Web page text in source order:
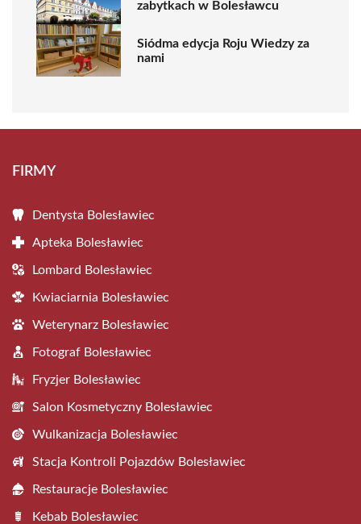
zabytkach w Bolesławcu
Siódma edycja Roju Wiedzy za
nami
FIRMY
Dentysta Bolesławiec
Apteka Bolesławiec
Lombard Bolesławiec
Kwiaciarnia Bolesławiec
Weterynarz Bolesławiec
Fotograf Bolesławiec
Fryzjer Bolesławiec
Salon Kosmetyczny Bolesławiec
Wulkanizacja Bolesławiec
Stacja Kontroli Pojazdów Bolesławiec
Restauracje Bolesławiec
Kebab Bolesławiec